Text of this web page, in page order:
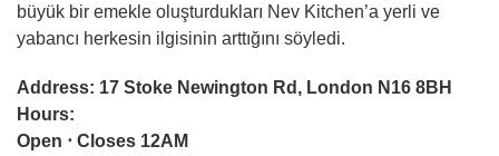
büyük bir emekle oluşturdukları Nev Kitchen’a yerli ve
yabancı herkesin ilgisinin arttığını söyledi.
Address: 17 Stoke Newington Rd, London N16 8BH
Hours:
Open ⋅ Closes 12AM